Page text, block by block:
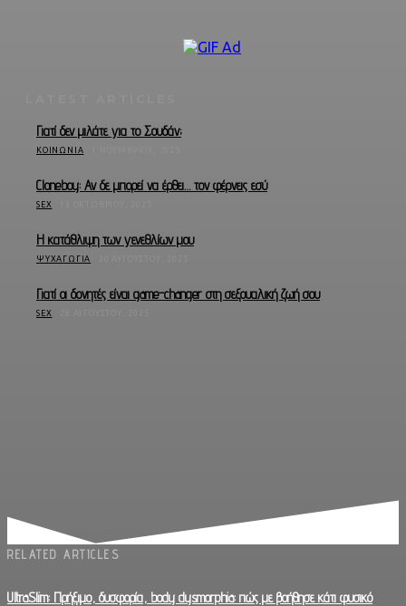
Γιατί δεν μιλάτε για το Σουδάν;
ΚΟΙΝΩΝΊΑ
Cloneboy: Αν δε μπορεί να έρθει… τον φέρνεις εσύ
SEX
Η κατάθλιψη των γενεθλίων μου
ΨΥΧΑΓΩΓΊΑ
Γιατί οι δονητές είναι game-changer στη σεξουαλική ζωή σου
SEX
RELATED ARTICLES
UltraSlim: Πρήξιμο, δυσφορία, body dysmorphia: πώς με βοήθησε κάτι φυσικό